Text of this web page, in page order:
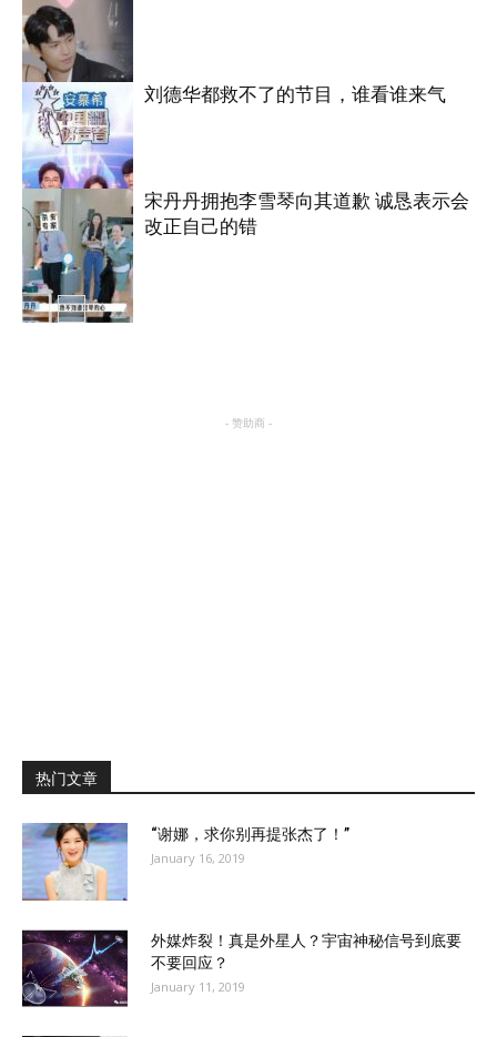
综艺
综艺
刘德华都救不了的节目，谁看谁来气
宋丹丹拥抱李雪琴向其道歉 诚恳表示会
改正自己的错
- 赞助商 -
热门文章
“谢娜，求你别再提张杰了！”
January 16, 2019
外媒炸裂！真是外星人？宇宙神秘信号到底要
不要回应？
January 11, 2019